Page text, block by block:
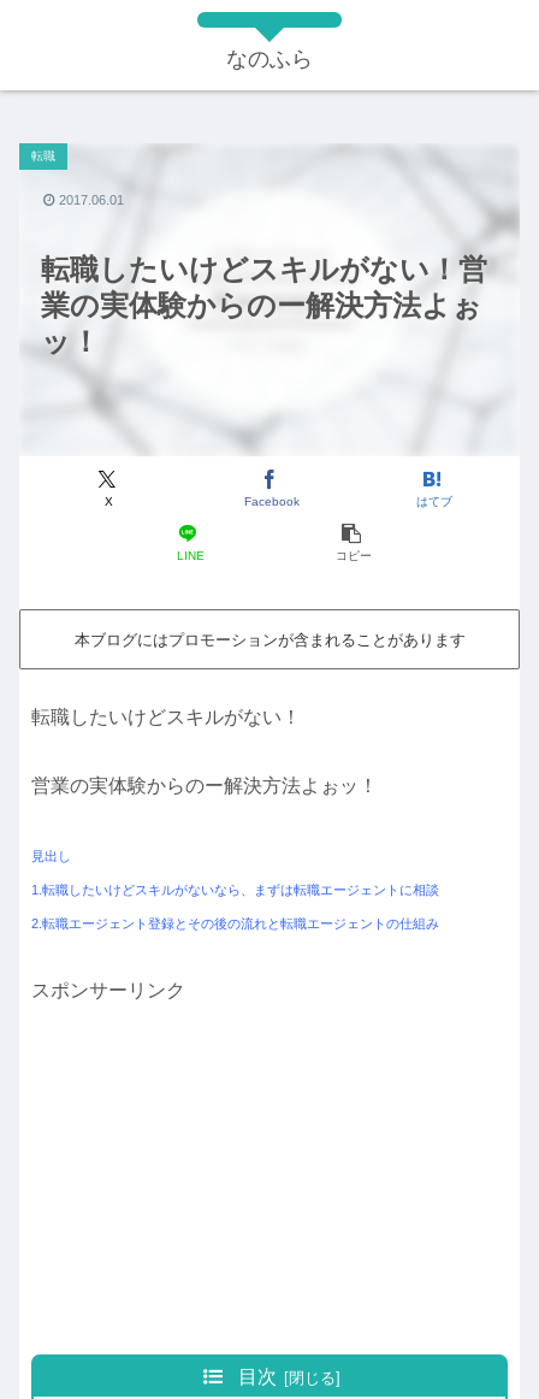
なのふら
転職したいけどスキルがない！営
業の実体験からのー解決方法よぉ
ッ！
転職
X Facebook はてブ
LINE コピー
2017.06.01
本ブログにはプロモーションが含まれることがあります
転職したいけどスキルがない！
営業の実体験からのー解決方法よぉッ！
見出し
1.転職したいけどスキルがないなら、まずは転職エージェントに相談
2.転職エージェント登録とその後の流れと転職エージェントの仕組み
スポンサーリンク
目次